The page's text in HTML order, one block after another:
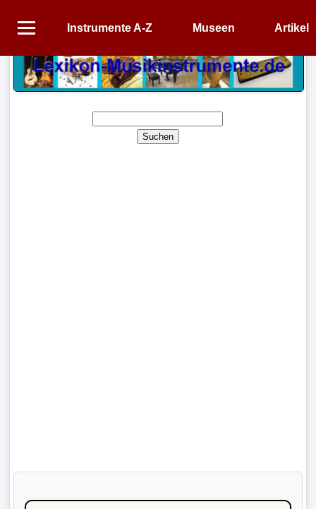
Instrumente A-Z Museen Artikel
Startseite
Instrumente
Suchen